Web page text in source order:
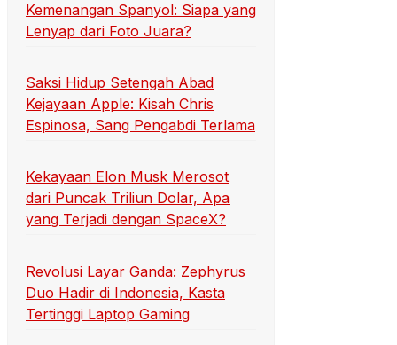
Kemenangan Spanyol: Siapa yang
Lenyap dari Foto Juara?
Saksi Hidup Setengah Abad
Kejayaan Apple: Kisah Chris
Espinosa, Sang Pengabdi Terlama
Kekayaan Elon Musk Merosot
dari Puncak Triliun Dolar, Apa
yang Terjadi dengan SpaceX?
Revolusi Layar Ganda: Zephyrus
Duo Hadir di Indonesia, Kasta
Tertinggi Laptop Gaming